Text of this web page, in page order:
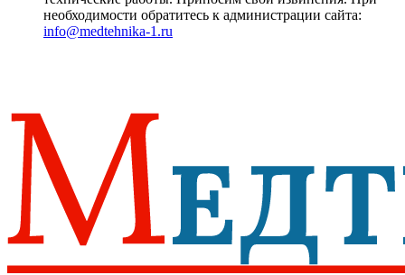
необходимости обратитесь к администрации сайта:
info@medtehnika-1.ru